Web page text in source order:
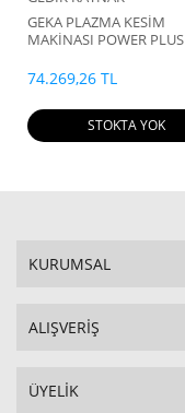
GEKA PLAZMA KESİM
MAKİNASI POWER PLUS
74.269,26 TL
STOKTA YOK
KURUMSAL
ALIŞVERİŞ
ÜYELİK